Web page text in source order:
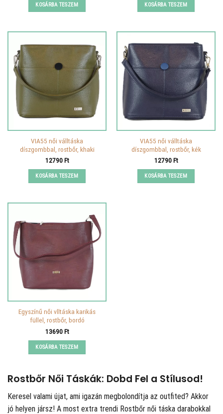
KOSÁRBA TESZEM KOSÁRBA TESZEM
VIA55 női válltáska
díszgombbal, rostbőr, khaki
12790Ft
KOSÁRBA TESZEM
VIA55 női válltáska
díszgombbal, rostbőr, kék
12790Ft
KOSÁRBA TESZEM
Egyszínű női vlltáska karikás
füllel, rostbőr, bordó
13690Ft
KOSÁRBA TESZEM
Rostbőr Női Táskák: Dobd Fel a Stílusod!
Keresel valami újat, ami igazán megbolondítja az outfited? Akkor
jó helyen jársz! A most extra trendi Rostbőr női táska darabokkal